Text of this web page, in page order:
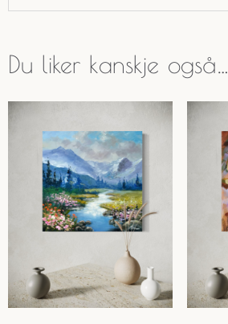
Du liker kanskje også…